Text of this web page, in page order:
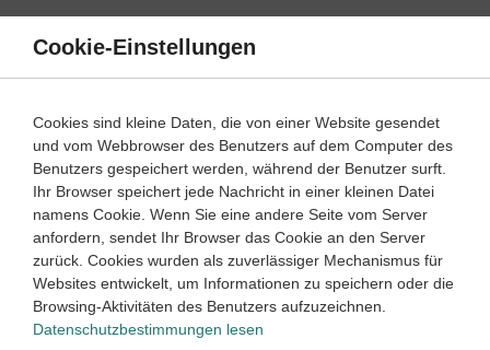
Direkt
Inhalt
Mathematik 5. Klasse ‐ Abitur
Negative Zahlen
Dienegativen Zahlensind dieGegenzahlender positiven
Zahlen. Alle negativen Zahlen sind kleiner als 0.
Die negativenreellen Zahlenbilden die Menge
Cookie-Einstellungen
Cookies sind kleine Daten, die von einer Website gesendet
und vom Webbrowser des Benutzers auf dem Computer des
Benutzers gespeichert werden, während der Benutzer surft.
Ihr Browser speichert jede Nachricht in einer kleinen Datei
namens Cookie. Wenn Sie eine andere Seite vom Server
anfordern, sendet Ihr Browser das Cookie an den Server
zurück. Cookies wurden als zuverlässiger Mechanismus für
Websites entwickelt, um Informationen zu speichern oder die
Browsing-Aktivitäten des Benutzers aufzuzeichnen.
Datenschutzbestimmungen lesen